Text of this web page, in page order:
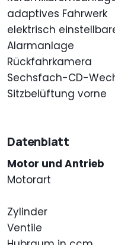
adaptives Fahrwerk
elektrisch
Alarmanlage
Rückfahrkamera
Sechsfach-CD-
Sitzbelüftung vorne
Datenblatt
Motor und Antrieb
Motorart
Zylinder
Ventile